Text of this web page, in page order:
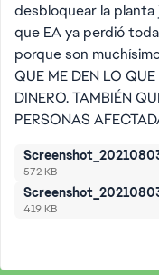
desbloquear la planta
que EA ya perdió
porque son
QUE ME DEN LO
DINERO. TAMBIÉN
PERSONAS
572 KB
419 KB